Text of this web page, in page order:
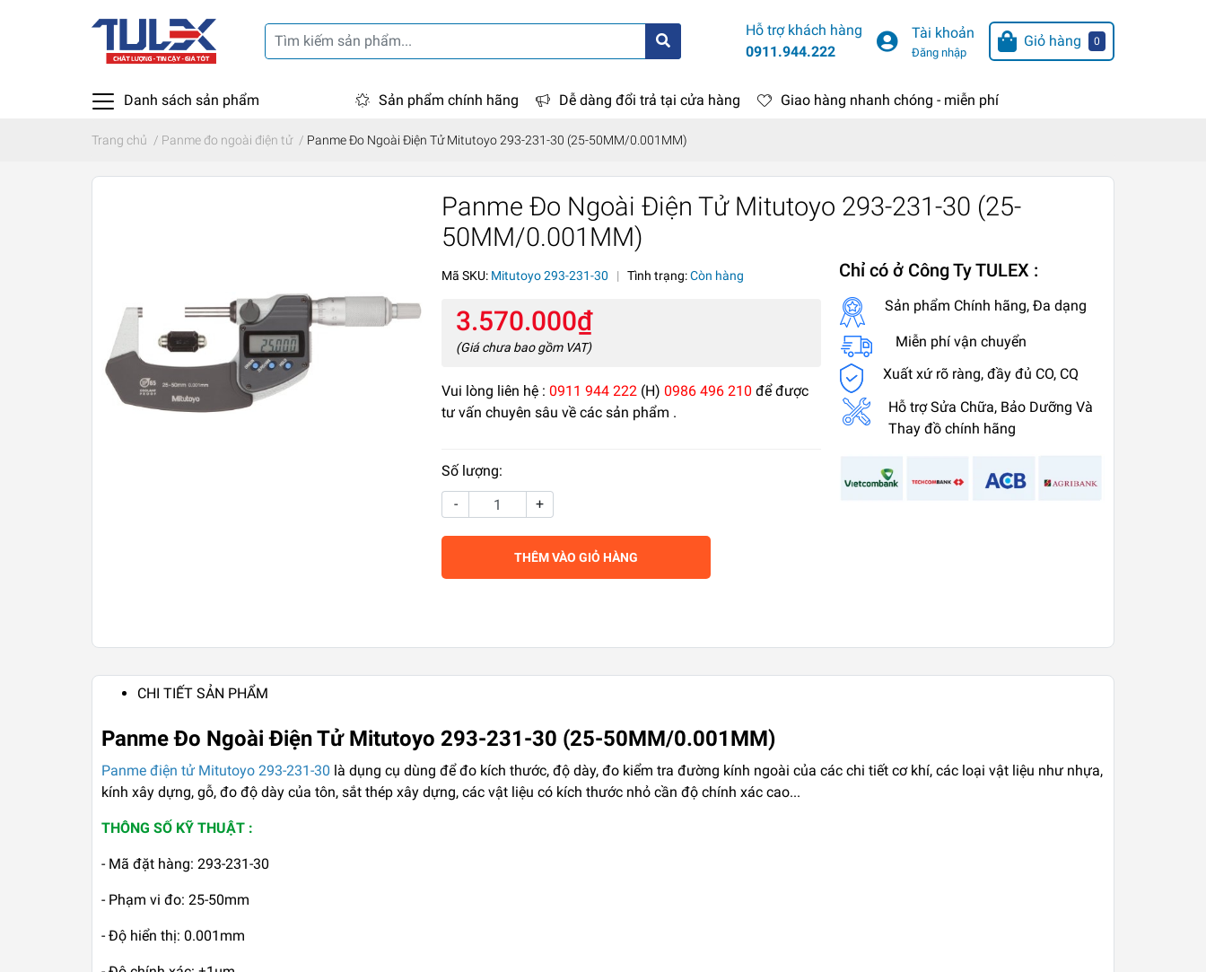
Hỗ trợ khách hàng
0911.944.222
Tài khoản
Đăng nhập
Giỏ hàng 0
Danh sách sản phẩm Sản phẩm chính hãng Dễ dàng đổi trả tại cửa hàng Giao hàng nhanh chóng - miễn phí
Trang chủ / Panme đo ngoài điện tử / Panme Đo Ngoài Điện Tử Mitutoyo 293-231-30 (25-50MM/0.001MM)
Panme Đo Ngoài Điện Tử Mitutoyo 293-231-30 (25-
50MM/0.001MM)
Mã SKU: Mitutoyo 293-231-30 | Tình trạng:Còn hàng
3.570.000₫
(Giá chưa bao gồm VAT)
Vui lòng liên hệ :0911 944 222 (H)0986 496 210 để được
tư vấn chuyên sâu về các sản phẩm .
Số lượng:
-
+
THÊM VÀO GIỎ HÀNG
Chỉ có ở Công Ty TULEX :
Sản phẩm Chính hãng, Đa dạng
Miễn phí vận chuyển
Xuất xứ rõ ràng, đầy đủ CO, CQ
Hỗ trợ Sửa Chữa, Bảo Dưỡng Và
Thay đồ chính hãng
CHI TIẾT SẢN PHẨM
Panme Đo Ngoài Điện Tử Mitutoyo 293-231-30 (25-50MM/0.001MM)
Panme điện tử Mitutoyo 293-231-30 là dụng cụ dùng để đo kích thước, độ dày, đo kiểm tra đường kính ngoài của các chi tiết cơ khí, các loại vật liệu như nhựa,
kính xây dựng, gỗ, đo độ dày của tôn, sắt thép xây dựng, các vật liệu có kích thước nhỏ cần độ chính xác cao...
THÔNG SỐ KỸ THUẬT :
- Mã đặt hàng: 293-231-30
- Phạm vi đo: 25-50mm
- Độ hiển thị: 0.001mm